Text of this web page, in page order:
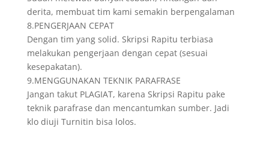
derita, membuat tim kami semakin berpengalaman
8.PENGERJAAN CEPAT
Dengan tim yang solid. Skripsi Rapitu terbiasa
melakukan pengerjaan dengan cepat (sesuai
kesepakatan).
9.MENGGUNAKAN TEKNIK PARAFRASE
Jangan takut PLAGIAT, karena Skripsi Rapitu pake
teknik parafrase dan mencantumkan sumber. Jadi
klo diuji Turnitin bisa lolos.